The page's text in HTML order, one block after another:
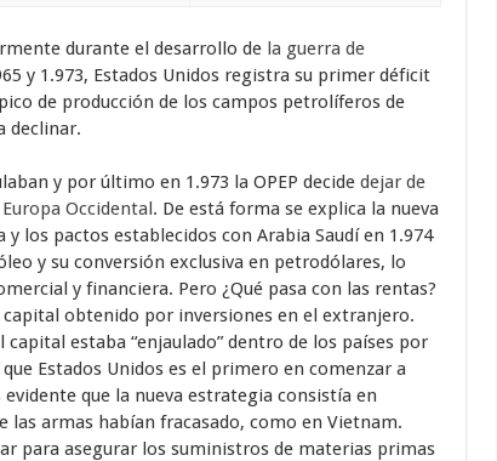
durante el desarrollo de la guerra de
y 1.973, Estados Unidos registra su primer déficit
de producción de los campos petrolíferos de
declinar.
y por último en 1.973 la OPEP decide dejar de
Occidental. De está forma se explica la nueva
los pactos establecidos con Arabia Saudí en 1.974
y su conversión exclusiva en petrodólares, lo
y financiera. Pero ¿Qué pasa con las rentas?
obtenido por inversiones en el extranjero.
estaba “enjaulado” dentro de los países por
que Estados Unidos es el primero en comenzar a
evidente que la nueva estrategia consistía en
las armas habían fracasado, como en Vietnam.
para asegurar los suministros de materias primas